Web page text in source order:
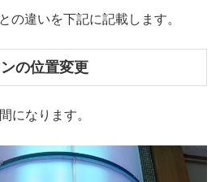
の違いを下記に記載します。
の位置変更
になります。